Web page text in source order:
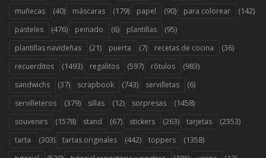
muñecas (40) máscaras (179) papel (90) para colorear (142)
pasteles (476) peinado (6) plantillas (95)
plantillas navideñas (21) puerta (7) recetas de cocina (36)
recuerditos (1493) regalitos (597) rótulos (983)
sandwichs (37) scrapbook (743) servilletas (6)
servilleteros (379) sillas (12) sorpresas (1458)
souvenirs (1578) stand (67) stickers (263) tarjetas (2353)
tarta (303) tartas originales (442) toppers (1358)